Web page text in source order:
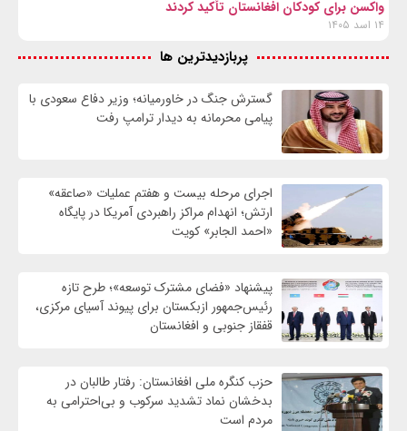
واکسن برای کودکان افغانستان تأکید کردند
۱۴ اسد ۱۴۰۵
پربازدیدترین ها
گسترش جنگ در خاورمیانه؛ وزیر دفاع سعودی با
پیامی محرمانه به دیدار ترامپ رفت
اجرای مرحله بیست و هفتم عملیات «صاعقه»
ارتش؛ انهدام مراکز راهبردی آمریکا در پایگاه
«احمد الجابر» کویت
پیشنهاد «فضای مشترک توسعه»؛ طرح تازه
رئیس‌جمهور ازبکستان برای پیوند آسیای مرکزی،
قفقاز جنوبی و افغانستان
حزب کنگره ملی افغانستان: رفتار طالبان در
بدخشان نماد تشدید سرکوب و بی‌احترامی به
مردم است